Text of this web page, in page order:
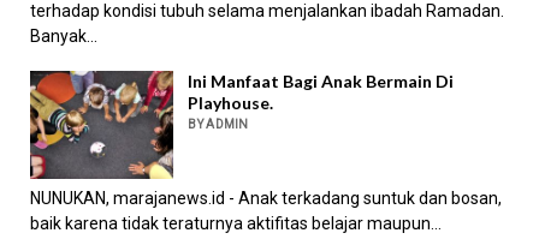
terhadap kondisi tubuh selama menjalankan ibadah Ramadan.
Banyak...
Ini Manfaat Bagi Anak Bermain Di
Playhouse.
BY ADMIN
NUNUKAN, marajanews.id - Anak terkadang suntuk dan bosan,
baik karena tidak teraturnya aktifitas belajar maupun...